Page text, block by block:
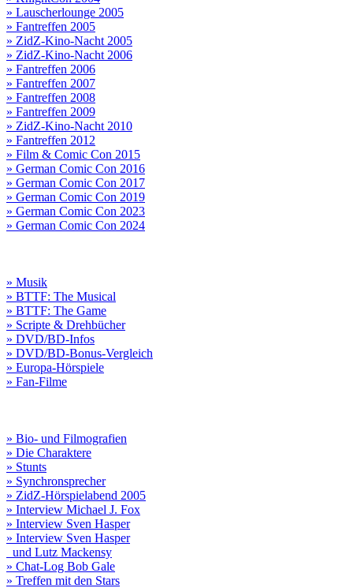
» Lauscherlounge 2005
» Fantreffen 2005
» ZidZ-Kino-Nacht 2005
» ZidZ-Kino-Nacht 2006
» Fantreffen 2006
» Fantreffen 2007
» Fantreffen 2008
» Fantreffen 2009
» ZidZ-Kino-Nacht 2010
» Fantreffen 2012
» Film & Comic Con 2015
» German Comic Con 2016
» German Comic Con 2017
» German Comic Con 2019
» German Comic Con 2023
» German Comic Con 2024
» Musik
» BTTF: The Musical
» BTTF: The Game
» Scripte & Drehbücher
» DVD/BD-Infos
» DVD/BD-Bonus-Vergleich
» Europa-Hörspiele
» Fan-Filme
» Bio- und Filmografien
» Die Charaktere
» Stunts
» Synchronsprecher
» ZidZ-Hörspielabend 2005
» Interview Michael J. Fox
» Interview Sven Hasper
» Interview Sven Hasper
und Lutz Mackensy
» Chat-Log Bob Gale
» Treffen mit den Stars